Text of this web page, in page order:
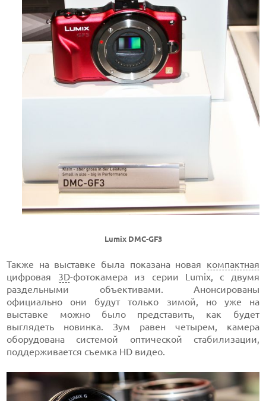
Lumix DMC-GF3
Также на выставке была показана новая компактная
цифровая 3D-фотокамера из серии Lumix, с двумя
раздельными объективами. Анонсированы
официально они будут только зимой, но уже на
выставке можно было представить, как будет
выглядеть новинка. Зум равен четырем, камера
оборудована системой оптической стабилизации,
поддерживается съемка HD видео.